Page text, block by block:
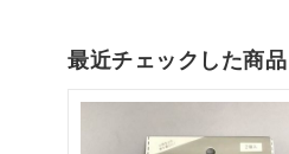
最近チェックした商品